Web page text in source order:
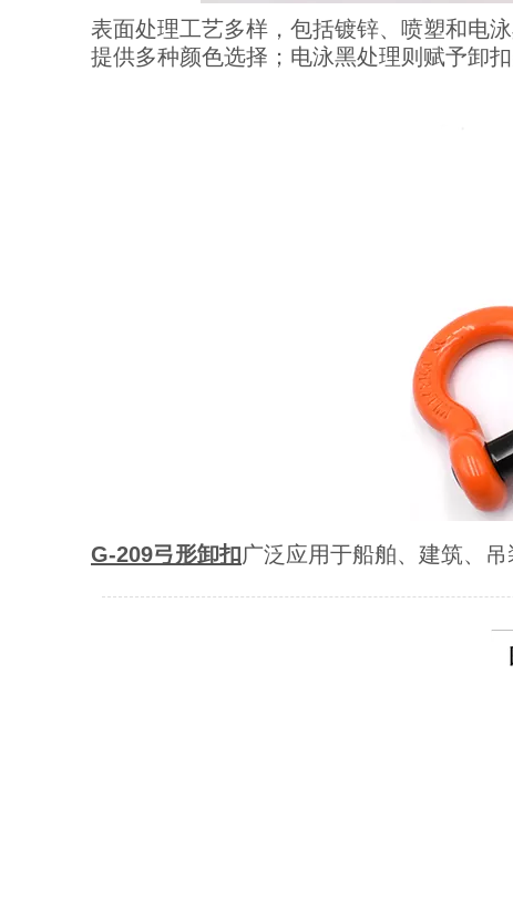
表面处理工艺多样，包括镀锌、喷塑和电
提供多种颜色选择；电泳黑处理则赋予卸
G-209弓形卸扣广泛应用于船舶、建筑、